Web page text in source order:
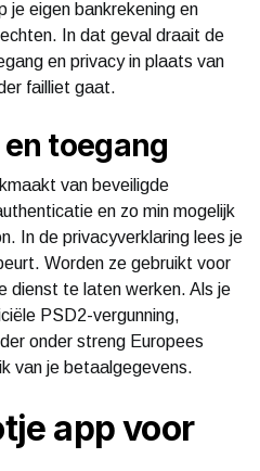
je eigen bankrekening en
In dat geval draait de
en privacy in plaats van
failliet gaat.
toegang
van beveiligde
en zo min mogelijk
In de privacyverklaring lees je
Worden ze gebruikt voor
dienst te laten werken. Als je
PSD2-vergunning,
onder streng Europees
van je betaalgegevens.
app voor